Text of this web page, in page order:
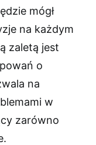
mógł
na każdym
zaletą jest
o
na
w
zarówno